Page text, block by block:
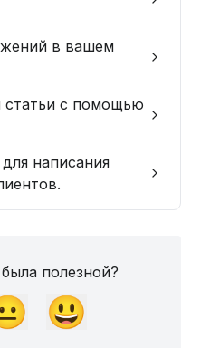
в вашем
статьи с помощью
написания
полезной?
😃